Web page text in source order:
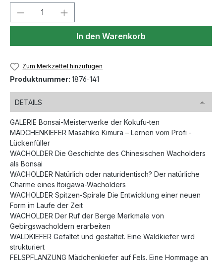
Produkt Anzahl: Gib den
In den Warenkorb
Zum Merkzettel hinzufügen
Produktnummer: 1876-141
DETAILS
GALERIE Bonsai-Meisterwerke der Kokufu-ten
MÄDCHENKIEFER Masahiko Kimura – Lernen vom Profi -
Lückenfüller
WACHOLDER Die Geschichte des Chinesischen Wacholders
als Bonsai
WACHOLDER Natürlich oder naturidentisch? Der natürliche
Charme eines Itoigawa-Wacholders
WACHOLDER Spitzen-Spirale Die Entwicklung einer neuen
Form im Laufe der Zeit
WACHOLDER Der Ruf der Berge Merkmale von
Gebirgswacholdern erarbeiten
WALDKIEFER Gefaltet und gestaltet. Eine Waldkiefer wird
strukturiert
FELSPFLANZUNG Mädchenkiefer auf Fels. Eine Hommage an